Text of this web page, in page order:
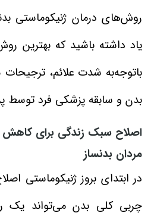
روش‌های درمان ژنیکوماستی
یاد داشته باشید که بهترین
باتوجه‌به شدت علائم،
بدن و سابقه پزشکی فرد توسط
اصلاح سبک زندگی برای کاهش
مردان بدنساز
در ابتدای بروز ژنیکوماستی
چربی کلی بدن می‌تواند یک